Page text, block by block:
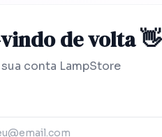
de volta 👋
sua conta LampStore